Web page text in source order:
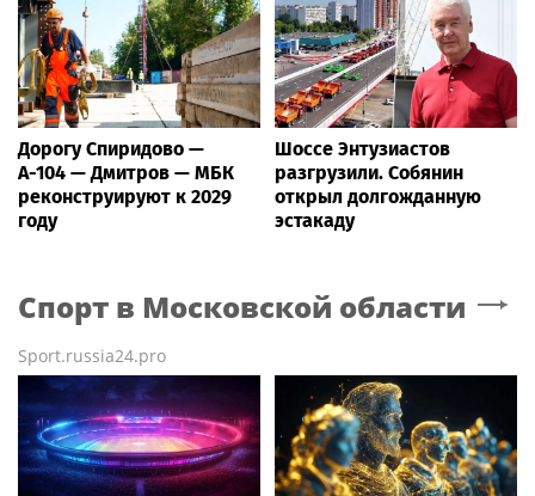
Дорогу Спиридово —
А-104 — Дмитров — МБК
реконструируют к 2029
году
Шоссе Энтузиастов
разгрузили. Собянин
открыл долгожданную
эстакаду
Спорт в Московской области
Sport.russia24.pro